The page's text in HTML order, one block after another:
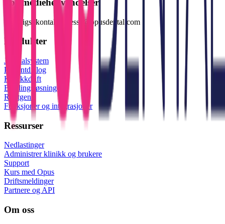
For mediehenvendelser
Vennligst kontakt: presse@opusdental.com
Produkter
Journalsystem
Pasientdialog
Klinikkdrift
Betalingsløsninger
Røntgen
Funksjoner og integrasjoner
Ressurser
Nedlastinger
Administrer klinikk og brukere
Support
Kurs med Opus
Driftsmeldinger
Partnere og API
Om oss